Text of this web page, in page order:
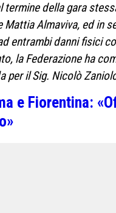
termine della gara
Mattia Almaviva, ed in
entrambi danni fisici
la Federazione ha
per il Sig. Nicolò
e Fiorentina: